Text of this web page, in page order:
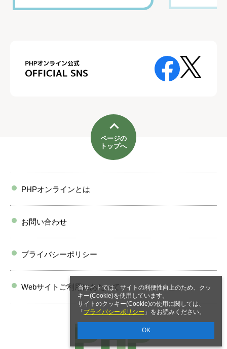
当サイトでは、サイトの利便性向上のため、クッ
キー(Cookie)を使用しています。
サイトのクッキー(Cookie)の使用に関しては、
「 プライバシーポリシー 」をお読みください。
OK
ページの
トップへ
PHPオンラインとは
お問い合わせ
プライバシーポリシー
Webサイトご利用にあたって